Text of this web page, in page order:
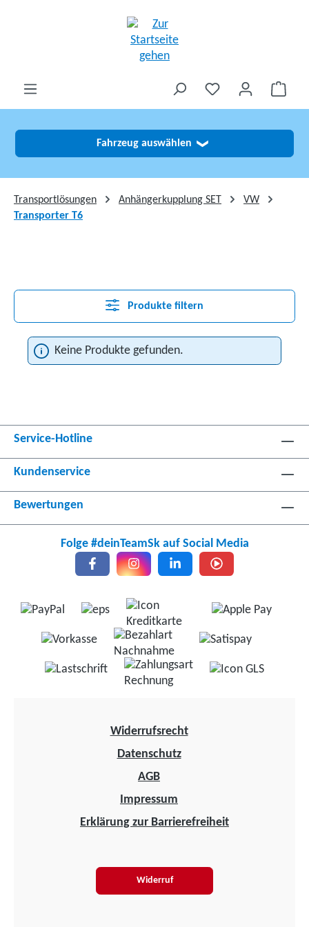
Fahrzeug auswählen ❯
Transportlösungen Anhängerkupplung SET
VW
Transporter T6
Produkte filtern
Keine Produkte gefunden.
Service-Hotline
Kundenservice
Bewertungen
Folge #deinTeamSk auf Social Media
Widerrufsrecht
Datenschutz
AGB
Impressum
Erklärung zur Barrierefreiheit
Widerruf